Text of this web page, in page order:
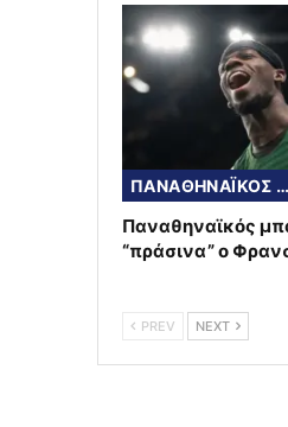
ΠΑΝΑΘΗΝΑΪΚΟΣ ΜΠΑΣΚΕΤ
Παναθηναϊκός
“πράσινα” ο
PREV NEXT